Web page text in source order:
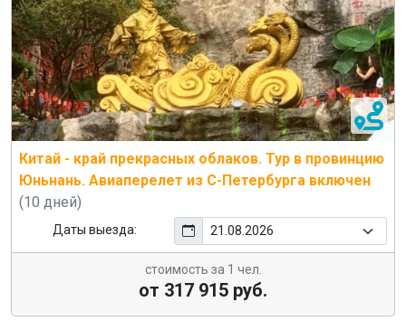
Китай - край прекрасных облаков. Тур в провинцию
Юньнань. Авиаперелет из С-Петербурга включен
(10 дней)
Даты выезда:
стоимость за 1 чел.
от 317 915 руб.